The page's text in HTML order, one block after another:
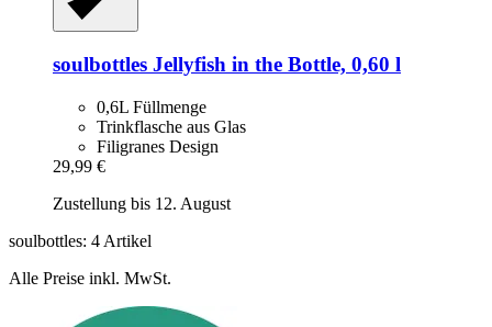
soulbottles Jellyfish in the Bottle, 0,60 l
0,6L Füllmenge
Trinkflasche aus Glas
Filigranes Design
29,99 €
Zustellung bis 12. August
soulbottles: 4 Artikel
Alle Preise inkl. MwSt.